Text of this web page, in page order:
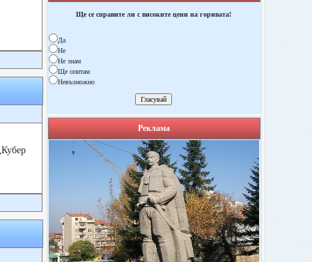
Ще се справите ли с високите цени на горивата!
Да
Не
Не знам
Ще опитам
Невъзможно
Реклама